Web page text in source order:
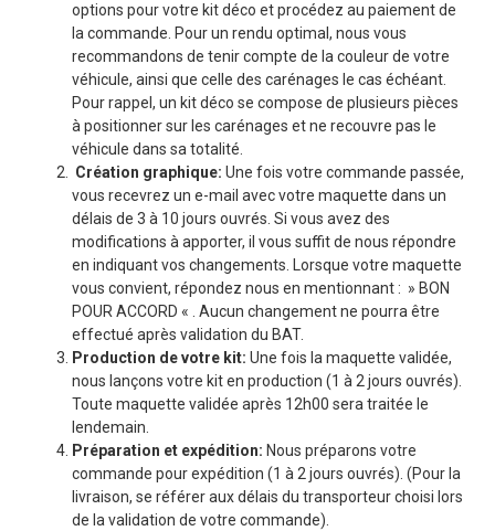
options pour votre kit déco et procédez au paiement de
la commande. Pour un rendu optimal, nous vous
recommandons de tenir compte de la couleur de votre
véhicule, ainsi que celle des carénages le cas échéant.
Pour rappel, un kit déco se compose de plusieurs pièces
à positionner sur les carénages et ne recouvre pas le
véhicule dans sa totalité.
Création graphique: Une fois votre commande passée,
vous recevrez un e-mail avec votre maquette dans un
délais de 3 à 10 jours ouvrés. Si vous avez des
modifications à apporter, il vous suffit de nous répondre
en indiquant vos changements. Lorsque votre maquette
vous convient, répondez nous en mentionnant : » BON
POUR ACCORD « . Aucun changement ne pourra être
effectué après validation du BAT.
Production de votre kit: Une fois la maquette validée,
nous lançons votre kit en production (1 à 2 jours ouvrés).
Toute maquette validée après 12h00 sera traitée le
lendemain.
Préparation et expédition: Nous préparons votre
commande pour expédition (1 à 2 jours ouvrés). (Pour la
livraison, se référer aux délais du transporteur choisi lors
de la validation de votre commande).